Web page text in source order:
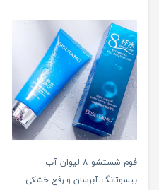
فوم شستشو 8 لیوان آب
بیسوتانگ آبرسان و رفع خشکی